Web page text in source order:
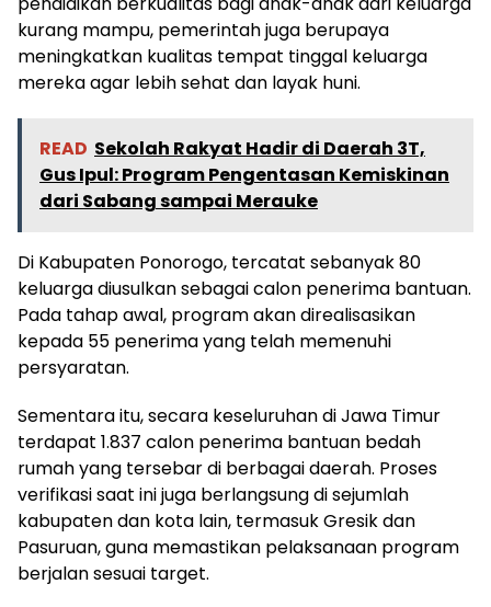
kurang mampu, pemerintah juga berupaya
meningkatkan kualitas tempat tinggal keluarga
mereka agar lebih sehat dan layak huni.
READ Sekolah Rakyat Hadir di Daerah 3T,
Gus Ipul: Program Pengentasan Kemiskinan
dari Sabang sampai Merauke
Di Kabupaten Ponorogo, tercatat sebanyak 80
keluarga diusulkan sebagai calon penerima bantuan.
Pada tahap awal, program akan direalisasikan
kepada 55 penerima yang telah memenuhi
persyaratan.
Sementara itu, secara keseluruhan di Jawa Timur
terdapat 1.837 calon penerima bantuan bedah
rumah yang tersebar di berbagai daerah. Proses
verifikasi saat ini juga berlangsung di sejumlah
kabupaten dan kota lain, termasuk Gresik dan
Pasuruan, guna memastikan pelaksanaan program
berjalan sesuai target.